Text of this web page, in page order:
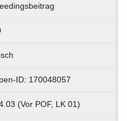
ID: 170048057
(Vor POF, LK 01)